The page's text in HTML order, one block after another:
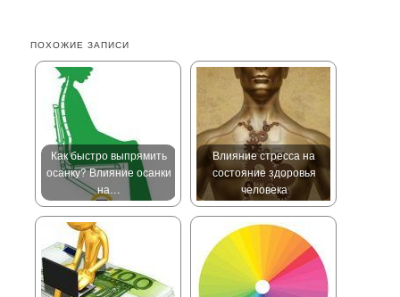
ПОХОЖИЕ ЗАПИСИ
Как быстро выпрямить
осанку? Влияние осанки
на…
Влияние стресса на
состояние здоровья
человека